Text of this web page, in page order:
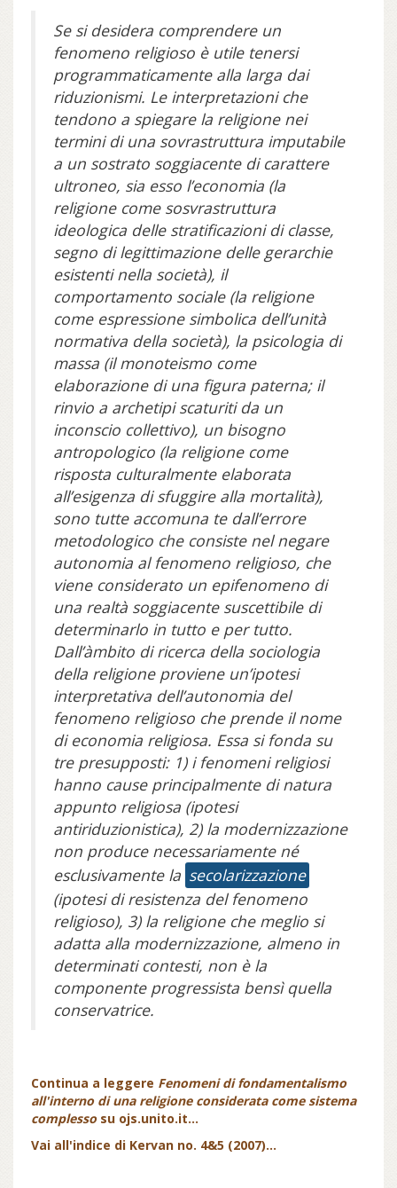
Se si desidera comprendere un
fenomeno religioso è utile tenersi
programmaticamente alla larga dai
riduzionismi. Le interpretazioni che
tendono a spiegare la religione nei
termini di una sovrastruttura imputabile
a un sostrato soggiacente di carattere
ultroneo, sia esso l’economia (la
religione come sosvrastruttura
ideologica delle stratificazioni di classe,
segno di legittimazione delle gerarchie
esistenti nella società), il
comportamento sociale (la religione
come espressione simbolica dell’unità
normativa della società), la psicologia di
massa (il monoteismo come
elaborazione di una figura paterna; il
rinvio a archetipi scaturiti da un
inconscio collettivo), un bisogno
antropologico (la religione come
risposta culturalmente elaborata
all’esigenza di sfuggire alla mortalità),
sono tutte accomuna te dall’errore
metodologico che consiste nel negare
autonomia al fenomeno religioso, che
viene considerato un epifenomeno di
una realtà soggiacente suscettibile di
determinarlo in tutto e per tutto.
Dall’àmbito di ricerca della sociologia
della religione proviene un’ipotesi
interpretativa dell’autonomia del
fenomeno religioso che prende il nome
di economia religiosa. Essa si fonda su
tre presupposti: 1) i fenomeni religiosi
hanno cause principalmente di natura
appunto religiosa (ipotesi
antiriduzionistica), 2) la modernizzazione
non produce necessariamente né
esclusivamente la secolarizzazione
(ipotesi di resistenza del fenomeno
religioso), 3) la religione che meglio si
adatta alla modernizzazione, almeno in
determinati contesti, non è la
componente progressista bensì quella
conservatrice.
Continua a leggere Fenomeni di fondamentalismo
all'interno di una religione considerata come sistema
complessosu ojs.unito.it...
Vai all'indice di Kervan no. 4&5 (2007)...